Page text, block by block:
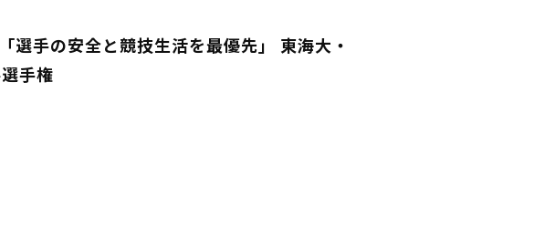
選手の安全と競技生活を最優先」 東海大・
手権